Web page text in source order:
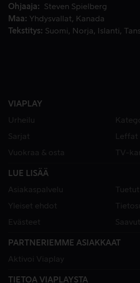
Ohjaaja
Steven Spielberg
Maa
Yhdysvallat
Kanada
Tekstitys
Suomi Norja Islanti
VIAPLAY
Urheilu
Sarjat
Leffat
Vuokraa & osta
TV-
LUE LISÄÄ
Asiakaspalvelu
Yleiset ehdot
Evästeet
PARTNERIEMME ASIAKKAAT
Aktivoi Viaplay
TIETOA VIAPLAYSTA